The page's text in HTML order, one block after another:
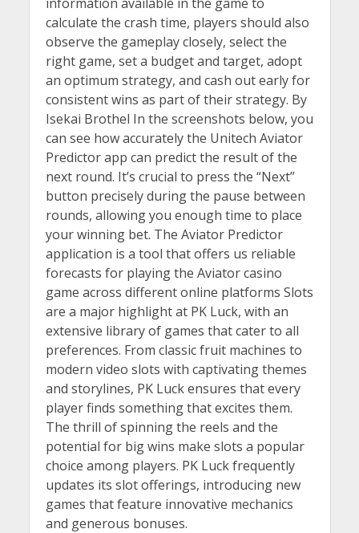
calculate the crash time, players should also
observe the gameplay closely, select the
right game, set a budget and target, adopt
an optimum strategy, and cash out early for
consistent wins as part of their strategy. By
Isekai Brothel In the screenshots below, you
can see how accurately the Unitech Aviator
Predictor app can predict the result of the
next round. It’s crucial to press the “Next”
button precisely during the pause between
rounds, allowing you enough time to place
your winning bet. The Aviator Predictor
application is a tool that offers us reliable
forecasts for playing the Aviator casino
game across different online platforms Slots
are a major highlight at PK Luck, with an
extensive library of games that cater to all
preferences. From classic fruit machines to
modern video slots with captivating themes
and storylines, PK Luck ensures that every
player finds something that excites them.
The thrill of spinning the reels and the
potential for big wins make slots a popular
choice among players. PK Luck frequently
updates its slot offerings, introducing new
games that feature innovative mechanics
and generous bonuses.